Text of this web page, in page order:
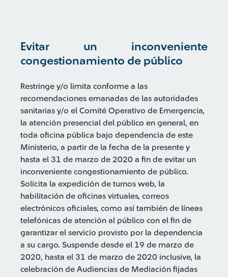
Evitar un inconveniente
congestionamiento de público
Restringe y/o limita conforme a las
recomendaciones emanadas de las autoridades
sanitarias y/o el Comité Operativo de Emergencia,
la atención presencial del público en general, en
toda oficina pública bajo dependencia de este
Ministerio, a partir de la fecha de la presente y
hasta el 31 de marzo de 2020 a fin de evitar un
inconveniente congestionamiento de público.
Solicita la expedición de turnos web, la
habilitación de oficinas virtuales, correos
electrónicos oficiales, como así también de líneas
telefónicas de atención al público con el fin de
garantizar el servicio provisto por la dependencia
a su cargo. Suspende desde el 19 de marzo de
2020, hasta el 31 de marzo de 2020 inclusive, la
celebración de Audiencias de Mediación fijadas